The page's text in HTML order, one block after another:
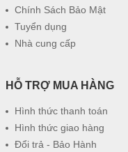
Chính Sách Bảo Mật
Tuyển dụng
Nhà cung cấp
HỖ TRỢ MUA HÀNG
Hình thức thanh toán
Hình thức giao hàng
Đổi trả - Bảo Hành